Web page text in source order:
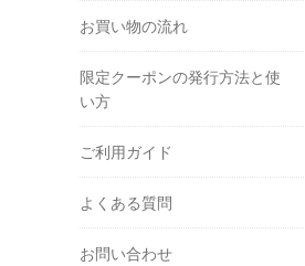
お買い物の流れ
限定クーポンの発行方法と使
い方
ご利用ガイド
よくある質問
お問い合わせ